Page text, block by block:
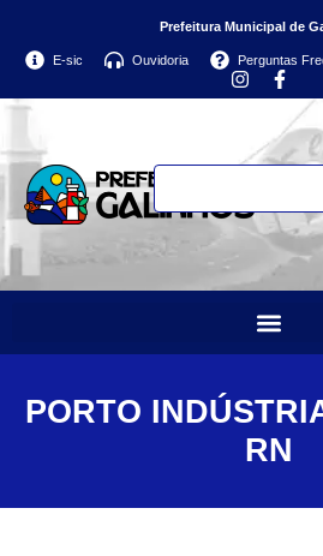
Prefeitura Municipal de
E-sic Ouvidoria Perguntas
PORTO
RN